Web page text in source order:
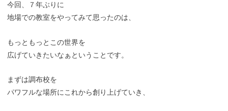
今回、７年ぶりに
地場での教室をやってみて思ったのは、
もっともっとこの世界を
広げていきたいなぁということです。
まずは調布校を
パワフルな場所にこれから創り上げていき、